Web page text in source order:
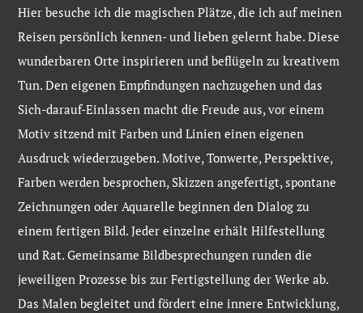
Hier besuche ich die magischen Plätze, die ich auf meinen
Reisen persönlich kennen- und lieben gelernt habe. Diese
wunderbaren Orte inspirieren und beflügeln zu kreativem
Tun. Den eigenen Empfindungen nachzugehen und das
Sich-darauf-Einlassen macht die Freude aus, vor einem
Motiv sitzend mit Farben und Linien einen eigenen
Ausdruck wiederzugeben. Motive, Tonwerte, Perspektive,
Farben werden besprochen, Skizzen angefertigt, spontane
Zeichnungen oder Aquarelle beginnen den Dialog zu
einem fertigen Bild. Jeder einzelne erhält Hilfestellung
und Rat. Gemeinsame Bildbesprechungen runden die
jeweiligen Prozesse bis zur Fertigstellung der Werke ab.
Das Malen begleitet und fördert eine innere Entwicklung,